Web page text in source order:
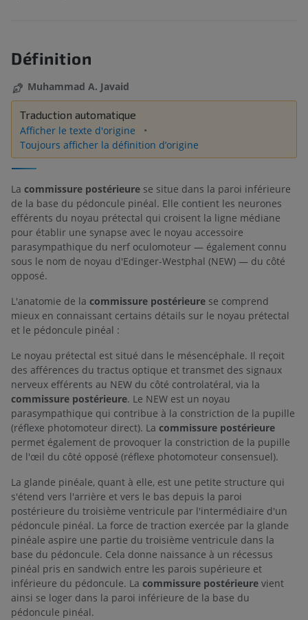
Définition
Muhammad A. Javaid
Traduction automatique
Afficher le texte d'origine
Toujours afficher la définition d’origine
La commissure postérieure se situe dans la paroi inférieure
de la base du pédoncule pinéal. Elle contient les neurones
efférents du noyau prétectal qui croisent la ligne médiane
pour établir une synapse avec le noyau accessoire
parasympathique du nerf oculomoteur — également connu
sous le nom de noyau d'Edinger-Westphal (NEW) — du côté
opposé.
L'anatomie de la commissure postérieure se comprend
mieux en connaissant certains détails sur le noyau prétectal
et le pédoncule pinéal :
Le noyau prétectal est situé dans le mésencéphale. Il reçoit
des afférences du tractus optique et transmet des signaux
nerveux efférents au NEW du côté controlatéral, via la
commissure postérieure. Le NEW est un noyau
parasympathique qui contribue à la constriction de la pupille
(réflexe photomoteur direct). La commissure postérieure
permet également de provoquer la constriction de la pupille
de l'œil du côté opposé (réflexe photomoteur consensuel).
La glande pinéale, quant à elle, est une petite structure qui
s'étend vers l'arrière et vers le bas depuis la paroi
postérieure du troisième ventricule par l'intermédiaire d'un
pédoncule pinéal. La force de traction exercée par la glande
pinéale aspire une partie du troisième ventricule dans la
base du pédoncule. Cela donne naissance à un récessus
pinéal pris en sandwich entre les parois supérieure et
inférieure du pédoncule. La commissure postérieure vient
ainsi se loger dans la paroi inférieure de la base du
pédoncule pinéal.